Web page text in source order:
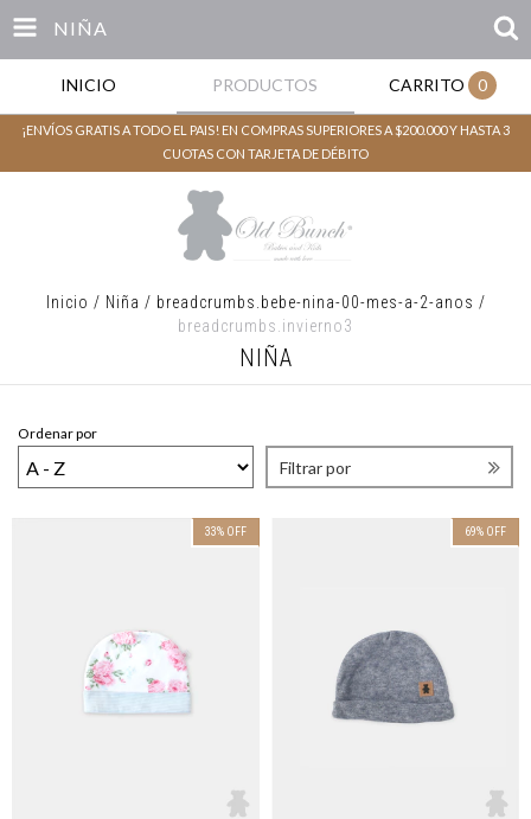
NIÑA
INICIO PRODUCTOS CARRITO 0
¡ENVÍOS GRATIS A TODO EL PAIS! EN COMPRAS SUPERIORES A $200.000 Y HASTA 3
CUOTAS CON TARJETA DE DÉBITO
Inicio / Niña / breadcrumbs.bebe-nina-00-mes-a-2-anos /
breadcrumbs.invierno3
NIÑA
Ordenar por
Filtrar por
33% OFF 69% OFF